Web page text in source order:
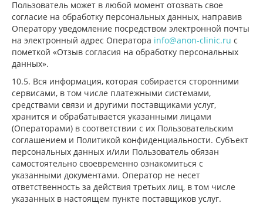
Пользователь может в любой момент отозвать свое
согласие на обработку персональных данных, направив
Оператору уведомление посредством электронной почты
на электронный адрес Оператора info@anon-clinic.ru с
пометкой «Отзыв согласия на обработку персональных
данных».
10.5. Вся информация, которая собирается сторонними
сервисами, в том числе платежными системами,
средствами связи и другими поставщиками услуг,
хранится и обрабатывается указанными лицами
(Операторами) в соответствии с их Пользовательским
соглашением и Политикой конфиденциальности. Субъект
персональных данных и/или Пользователь обязан
самостоятельно своевременно ознакомиться с
указанными документами. Оператор не несет
ответственность за действия третьих лиц, в том числе
указанных в настоящем пункте поставщиков услуг.